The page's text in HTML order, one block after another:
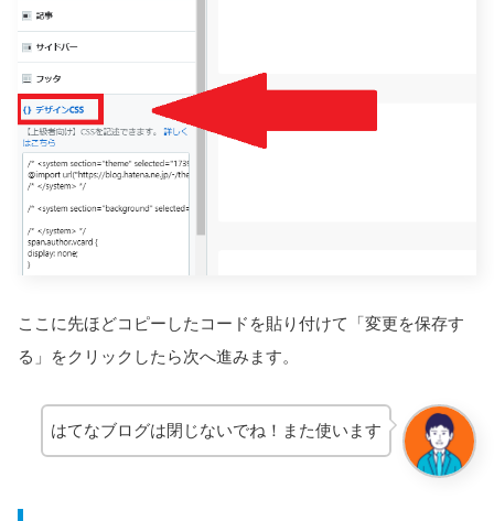
ここに先ほどコピーしたコードを貼り付けて「変更を保存す
る」をクリックしたら次へ進みます。
はてなブログは閉じないでね！また使います